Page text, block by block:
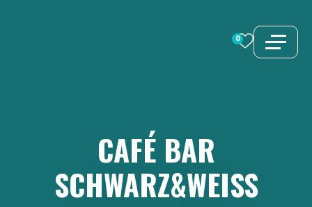
0
CAFÉ BAR
SCHWARZ&WEISS